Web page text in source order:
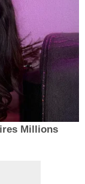
Millions